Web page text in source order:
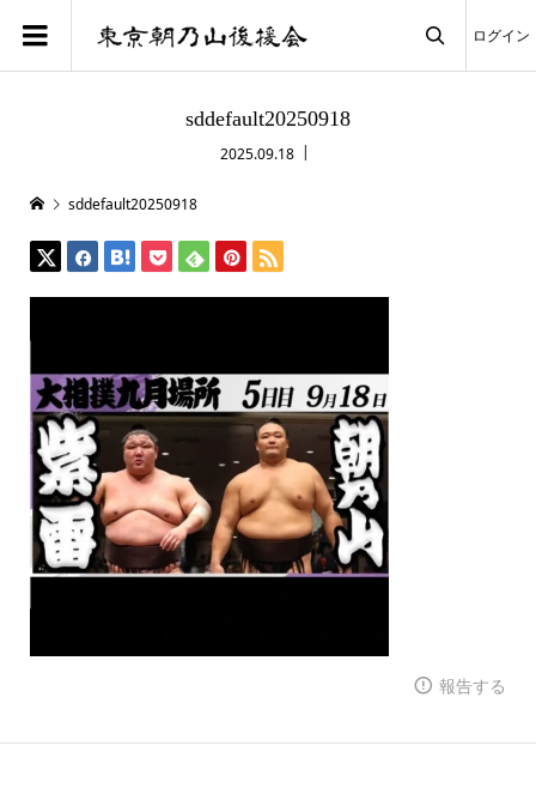
ログイン
sddefault20250918
2025.09.18
sddefault20250918
報告する